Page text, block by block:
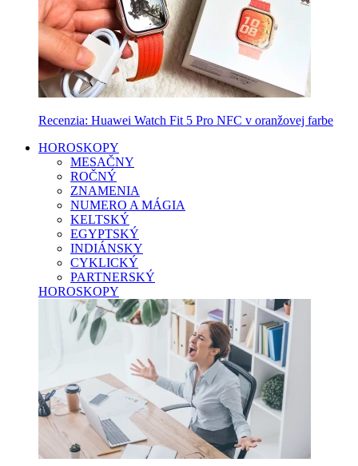
Recenzia: Huawei Watch Fit 5 Pro NFC v oranžovej farbe
HOROSKOPY
MESAČNY
ROČNÝ
ZNAMENIA
NUMERO A MÁGIA
KELTSKÝ
EGYPTSKÝ
INDIÁNSKY
CYKLICKÝ
PARTNERSKÝ
HOROSKOPY